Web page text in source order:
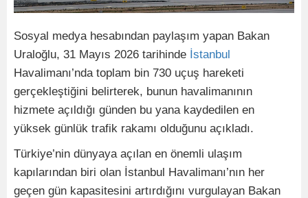
Sosyal medya hesabından paylaşım yapan Bakan
Uraloğlu, 31 Mayıs 2026 tarihinde İstanbul
Havalimanı’nda toplam bin 730 uçuş hareketi
gerçekleştiğini belirterek, bunun havalimanının
hizmete açıldığı günden bu yana kaydedilen en
yüksek günlük trafik rakamı olduğunu açıkladı.
Türkiye’nin dünyaya açılan en önemli ulaşım
kapılarından biri olan İstanbul Havalimanı’nın her
geçen gün kapasitesini artırdığını vurgulayan Bakan